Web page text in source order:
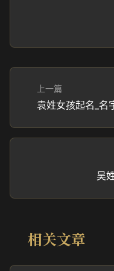
上一篇
袁姓女孩起名_名
吴
相关文章